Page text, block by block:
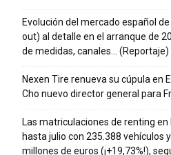
Evolución del mercado español
out) al detalle en el arranque de
de medidas, canales… (Reportaje)
Nexen Tire renueva su cúpula en
Cho nuevo director general para
Las matriculaciones de renting en
hasta julio con 235.388 vehículos
millones de euros (¡+19,73%!),